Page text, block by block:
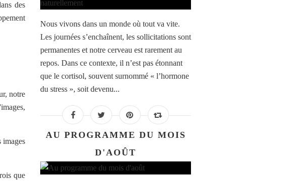
des
notre
images
que
Nous vivons dans un monde où tout va vite.
Les journées s’enchaînent, les sollicitations sont
permanentes et notre cerveau est rarement au
repos. Dans ce contexte, il n’est pas étonnant
que le cortisol, souvent surnommé « l’hormone
du stress », soit devenu...
AU PROGRAMME DU MOIS
D'AOÛT